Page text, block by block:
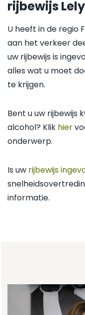
rijbewijs
U heeft in de regio
aan het verkeer
uw rijbewijs is
alles wat u moet
te krijgen.
Bent u uw rijbewijs
alcohol? Klik hier
onderwerp.
Is uw rijbewijs
informatie.